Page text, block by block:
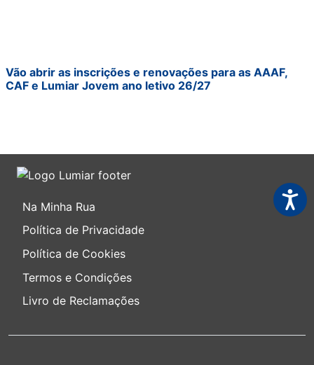
Vão abrir as inscrições e renovações para as AAAF,
CAF e Lumiar Jovem ano letivo 26/27
Na Minha Rua
Política de Privacidade
Política de Cookies
Termos e Condições
Livro de Reclamações